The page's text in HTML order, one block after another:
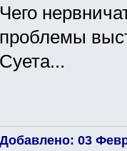
Чего
проблемы
Суета...
Добавлено: 03